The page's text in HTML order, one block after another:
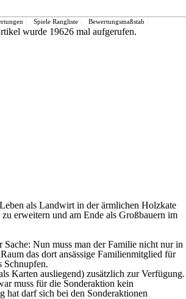
Spiele Rangliste Bewertungsmaßstab
wurde 19626 mal aufgerufen.
als Landwirt in der ärmlichen Holzkate
erweitern und am Ende als Großbauern im
Sache: Nun muss man der Familie nicht nur in
das dort ansässige Familienmitglied für
Schnupfen.
Karten ausliegend) zusätzlich zur Verfügung.
muss für die Sonderaktion kein
hat darf sich bei den Sonderaktionen